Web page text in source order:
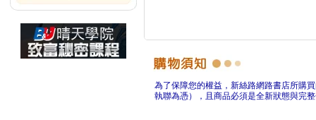
為了保障您的權益，新絲路網路書店所購
執聯為憑），且商品必須是全新狀態與完